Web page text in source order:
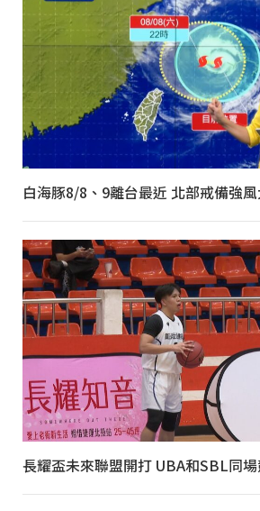
白海豚8/8、9離台最近 北部戒備強
長耀盃未來聯盟開打 UBA和SBL同